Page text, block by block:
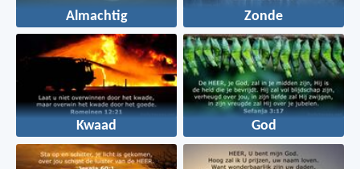
Almachtig Zonde
Kwaad God